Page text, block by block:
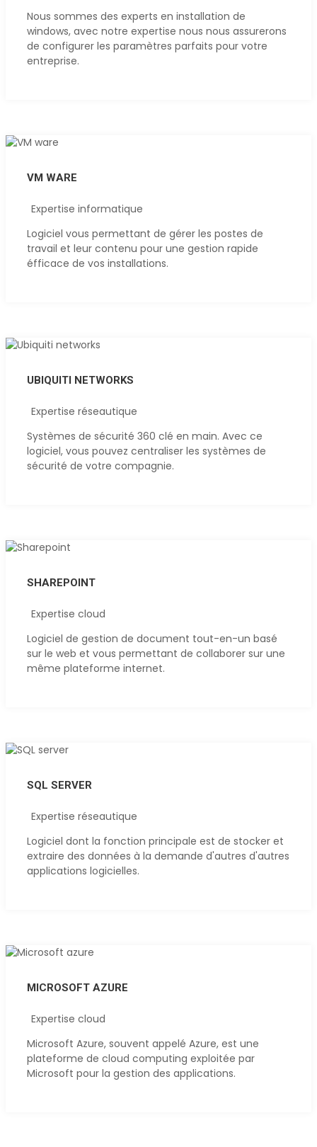
Nous sommes des experts en installation de
windows, avec notre expertise nous nous assurerons
de configurer les paramètres parfaits pour votre
entreprise.
VM WARE
Expertise informatique
Logiciel vous permettant de gérer les postes de
travail et leur contenu pour une gestion rapide
éfficace de vos installations.
UBIQUITI NETWORKS
Expertise réseautique
Systèmes de sécurité 360 clé en main. Avec ce
logiciel, vous pouvez centraliser les systèmes de
sécurité de votre compagnie.
SHAREPOINT
Expertise cloud
Logiciel de gestion de document tout-en-un basé
sur le web et vous permettant de collaborer sur une
même plateforme internet.
SQL SERVER
Expertise réseautique
Logiciel dont la fonction principale est de stocker et
extraire des données à la demande d'autres d'autres
applications logicielles.
MICROSOFT AZURE
Expertise cloud
Microsoft Azure, souvent appelé Azure, est une
plateforme de cloud computing exploitée par
Microsoft pour la gestion des applications.